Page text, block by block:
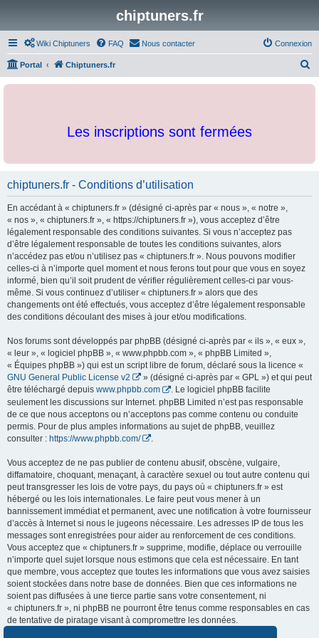
chiptuners.fr
Wiki Chiptuners FAQ Nous contacter Connexion
Portal Chiptuners.fr
c
Les inscriptions sont fermées
chiptuners.fr - Conditions d’utilisation
En accédant à « chiptuners.fr » (désigné ci-après par « nous », « notre »,
« nos », « chiptuners.fr », « https://chiptuners.fr »), vous acceptez d’être
légalement responsable des conditions suivantes. Si vous n’acceptez pas
d’être légalement responsable de toutes les conditions suivantes, alors
n’accédez pas et/ou n’utilisez pas « chiptuners.fr ». Nous pouvons modifier
celles-ci à n’importe quel moment et nous ferons tout pour que vous en soyez
informé, bien qu’il soit prudent de vérifier régulièrement celles-ci par vous-
même. Si vous continuez d’utiliser « chiptuners.fr » alors que des
changements ont été effectués, vous acceptez d’être légalement responsable
des conditions découlant des mises à jour et/ou modifications.
Nos forums sont développés par phpBB (désigné ci-après par « ils », « eux »,
« leur », « logiciel phpBB », « www.phpbb.com », « phpBB Limited »,
« Équipes phpBB ») qui est un script libre de forum, déclaré sous la licence «
GNU General Public License v2
» (désigné ci-après par « GPL ») et qui peut
être téléchargé depuis www.phpbb.com
. Le logiciel phpBB facilite
seulement les discussions sur Internet. phpBB Limited n’est pas responsable
de ce que nous acceptons ou n’acceptons pas comme contenu ou conduite
permis. Pour de plus amples informations au sujet de phpBB, veuillez
consulter : https://www.phpbb.com/
Vous acceptez de ne pas publier de contenu abusif, obscène, vulgaire,
diffamatoire, choquant, menaçant, à caractère sexuel ou tout autre contenu qui
peut transgresser les lois de votre pays, du pays où « chiptuners.fr » est
hébergé ou les lois internationales. Le faire peut vous mener à un
bannissement immédiat et permanent, avec une notification à votre fournisseur
d’accès à Internet si nous le jugeons nécessaire. Les adresses IP de tous les
messages sont enregistrées pour aider au renforcement de ces conditions.
Vous acceptez que « chiptuners.fr » supprime, modifie, déplace ou verrouille
n’importe quel sujet lorsque nous estimons que cela est nécessaire. En tant
que membre, vous acceptez que toutes les informations que vous avez saisies
soient stockées dans notre base de données. Bien que ces informations ne
soient pas diffusées à une tierce partie sans votre consentement, ni
« chiptuners.fr », ni phpBB ne pourront être tenus comme responsables en cas
de tentative de piratage visant à compromettre les données.